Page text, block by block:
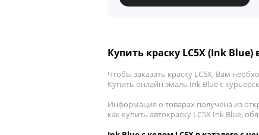
Купить краску LC5X (Ink Blue)
Чтобы заказать краску LC5X, Вам
Купить онлайн эмаль Ink Blue с
Информация о товарах получена из
как купить автокраску LC5X Ink Blue,